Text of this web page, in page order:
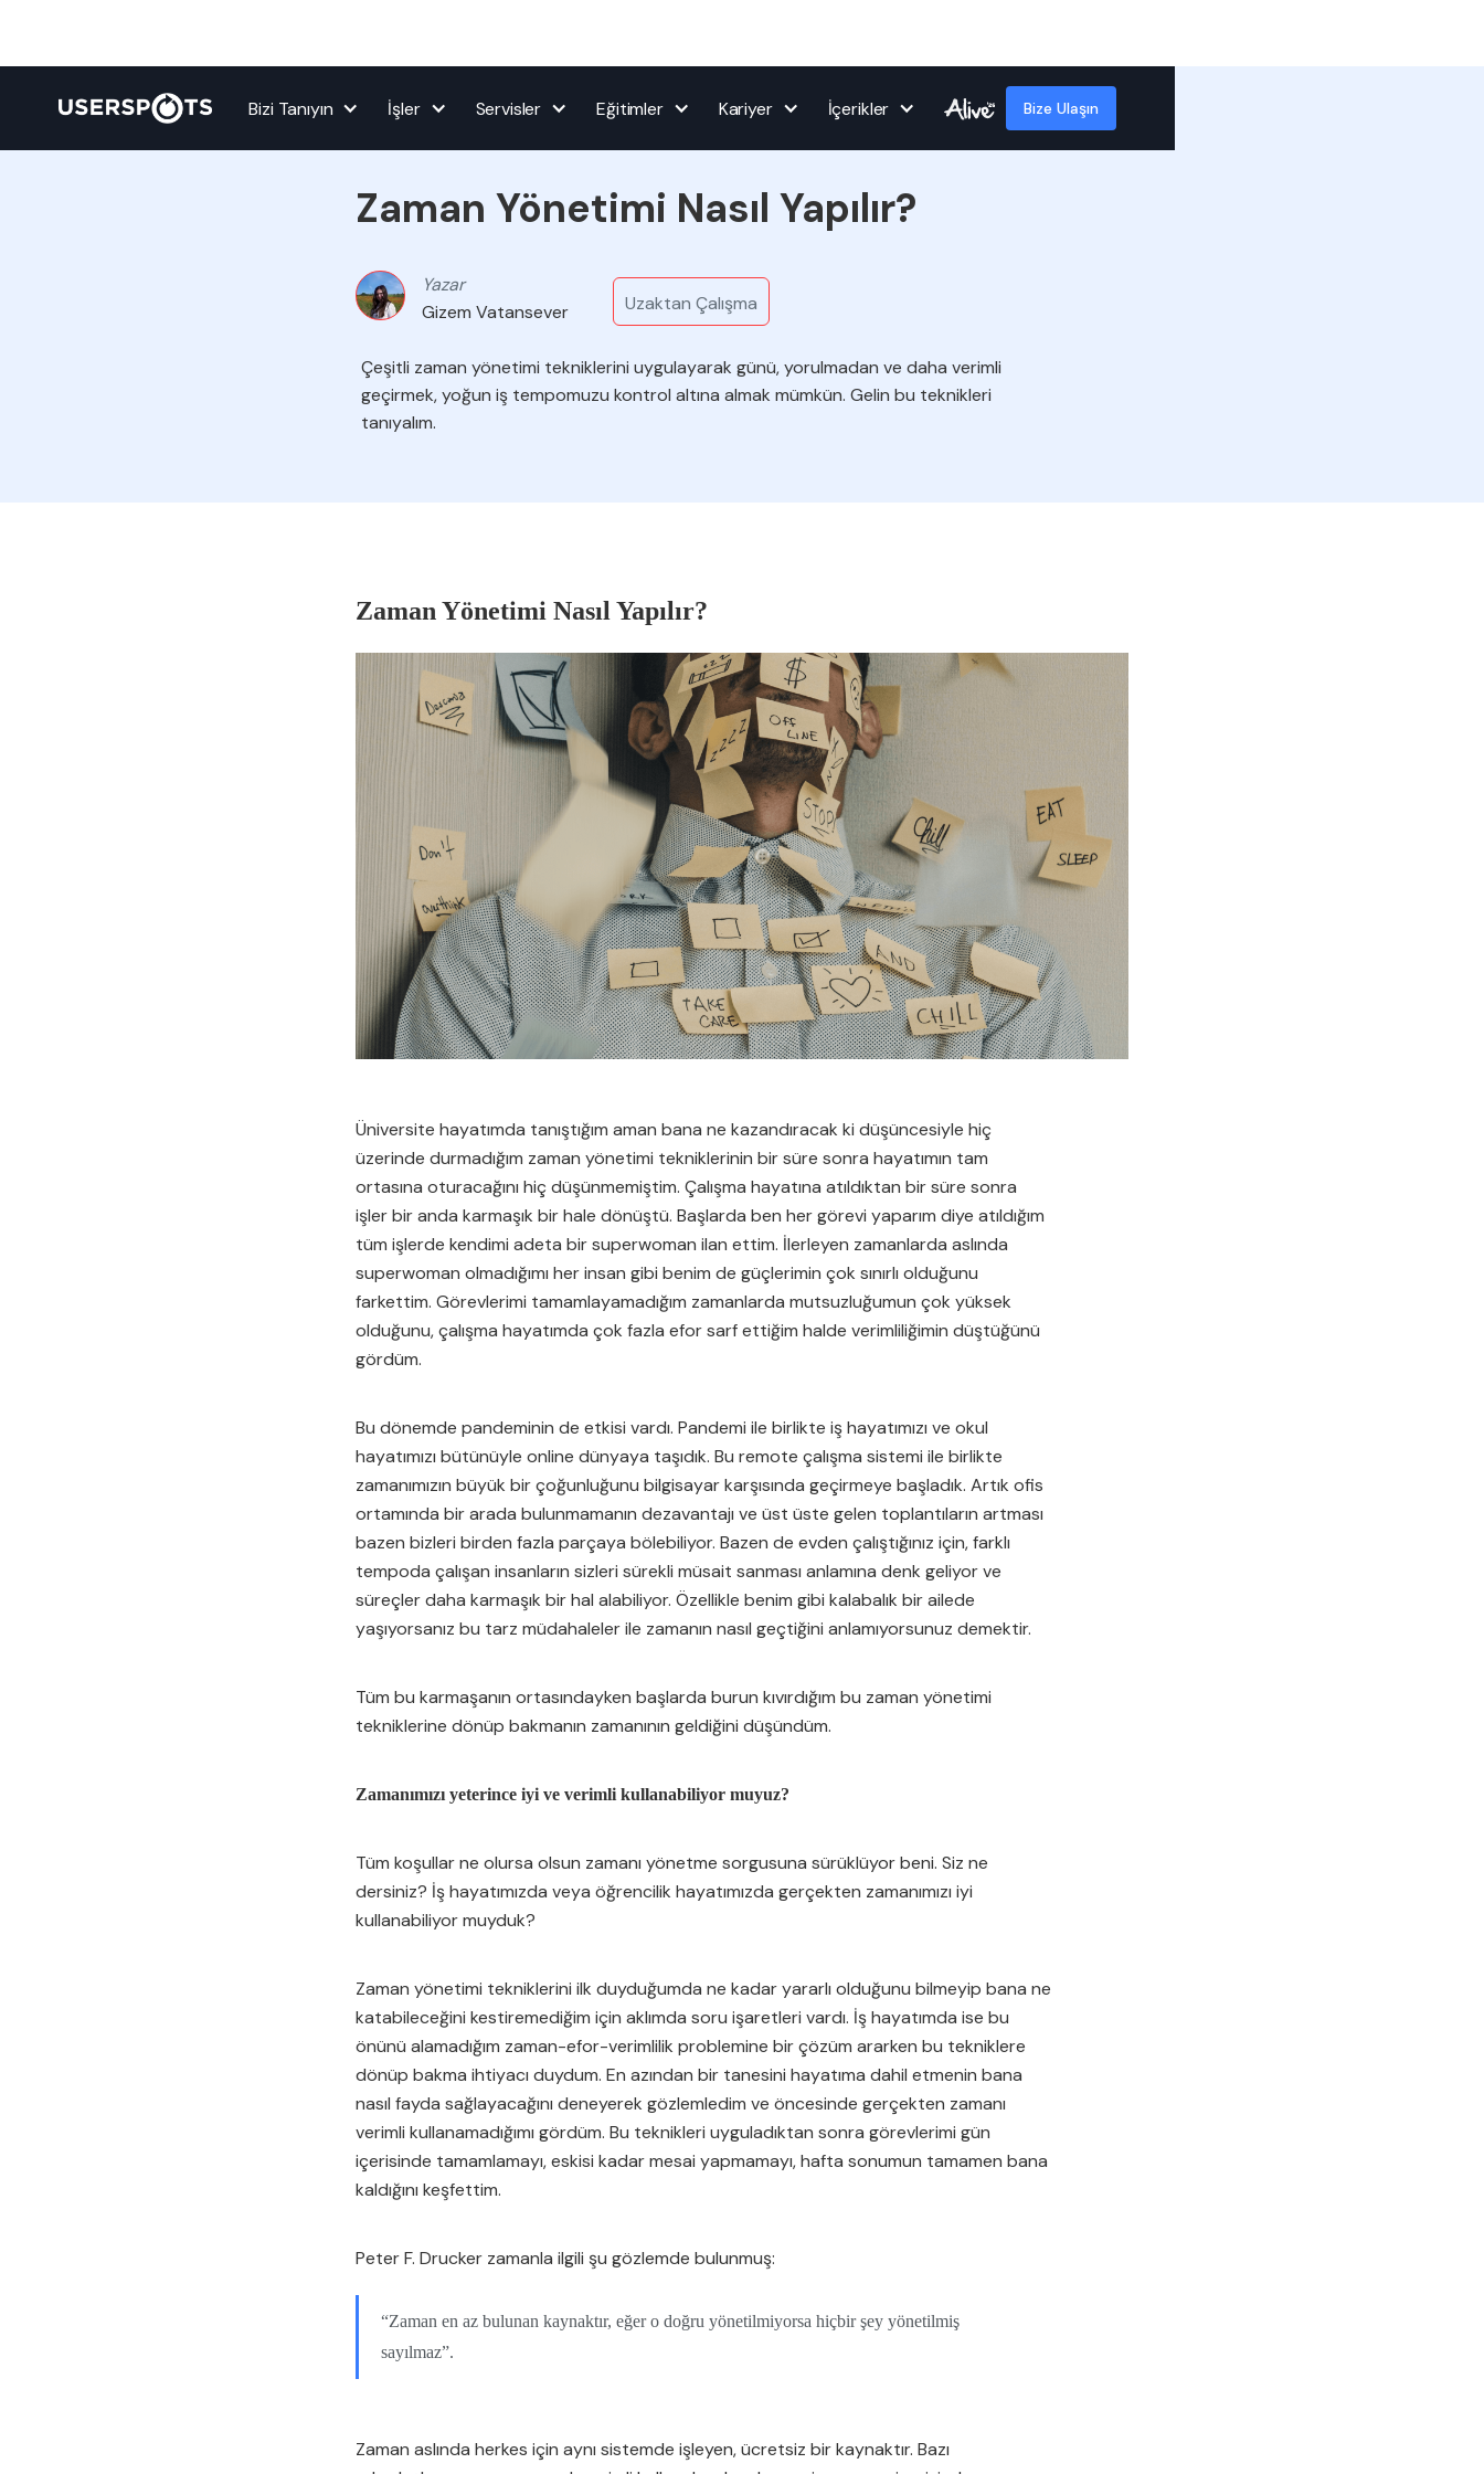
Bizi Tanıyın İşler Servisler Eğitimler Kariyer İçerikler
Bize Ulaşın
Zaman Yönetimi Nasıl Yapılır?
Yazar
Gizem Vatansever
Uzaktan Çalışma
Çeşitli zaman yönetimi tekniklerini uygulayarak günü, yorulmadan ve daha verimli
geçirmek, yoğun iş tempomuzu kontrol altına almak mümkün. Gelin bu teknikleri
tanıyalım.
Zaman Yönetimi Nasıl Yapılır?
Üniversite hayatımda tanıştığım aman bana ne kazandıracak ki düşüncesiyle hiç
üzerinde durmadığım zaman yönetimi tekniklerinin bir süre sonra hayatımın tam
ortasına oturacağını hiç düşünmemiştim. Çalışma hayatına atıldıktan bir süre sonra
işler bir anda karmaşık bir hale dönüştü. Başlarda ben her görevi yaparım diye atıldığım
tüm işlerde kendimi adeta bir superwoman ilan ettim. İlerleyen zamanlarda aslında
superwoman olmadığımı her insan gibi benim de güçlerimin çok sınırlı olduğunu
farkettim. Görevlerimi tamamlayamadığım zamanlarda mutsuzluğumun çok yüksek
olduğunu, çalışma hayatımda çok fazla efor sarf ettiğim halde verimliliğimin düştüğünü
gördüm.
Bu dönemde pandeminin de etkisi vardı. Pandemi ile birlikte iş hayatımızı ve okul
hayatımızı bütünüyle online dünyaya taşıdık. Bu remote çalışma sistemi ile birlikte
zamanımızın büyük bir çoğunluğunu bilgisayar karşısında geçirmeye başladık. Artık ofis
ortamında bir arada bulunmamanın dezavantajı ve üst üste gelen toplantıların artması
bazen bizleri birden fazla parçaya bölebiliyor. Bazen de evden çalıştığınız için, farklı
tempoda çalışan insanların sizleri sürekli müsait sanması anlamına denk geliyor ve
süreçler daha karmaşık bir hal alabiliyor. Özellikle benim gibi kalabalık bir ailede
yaşıyorsanız bu tarz müdahaleler ile zamanın nasıl geçtiğini anlamıyorsunuz demektir.
Tüm bu karmaşanın ortasındayken başlarda burun kıvırdığım bu zaman yönetimi
tekniklerine dönüp bakmanın zamanının geldiğini düşündüm.
Zamanımızı yeterince iyi ve verimli kullanabiliyor muyuz?
Tüm koşullar ne olursa olsun zamanı yönetme sorgusuna sürüklüyor beni. Siz ne
dersiniz? İş hayatımızda veya öğrencilik hayatımızda gerçekten zamanımızı iyi
kullanabiliyor muyduk?
Zaman yönetimi tekniklerini ilk duyduğumda ne kadar yararlı olduğunu bilmeyip bana ne
katabileceğini kestiremediğim için aklımda soru işaretleri vardı. İş hayatımda ise bu
önünü alamadığım zaman-efor-verimlilik problemine bir çözüm ararken bu tekniklere
dönüp bakma ihtiyacı duydum. En azından bir tanesini hayatıma dahil etmenin bana
nasıl fayda sağlayacağını deneyerek gözlemledim ve öncesinde gerçekten zamanı
verimli kullanamadığımı gördüm. Bu teknikleri uyguladıktan sonra görevlerimi gün
içerisinde tamamlamayı, eskisi kadar mesai yapmamayı, hafta sonumun tamamen bana
kaldığını keşfettim.
Peter F. Drucker zamanla ilgili şu gözlemde bulunmuş:
“Zaman en az bulunan kaynaktır, eğer o doğru yönetilmiyorsa hiçbir şey yönetilmiş
sayılmaz”.
Zaman aslında herkes için aynı sistemde işleyen, ücretsiz bir kaynaktır. Bazı